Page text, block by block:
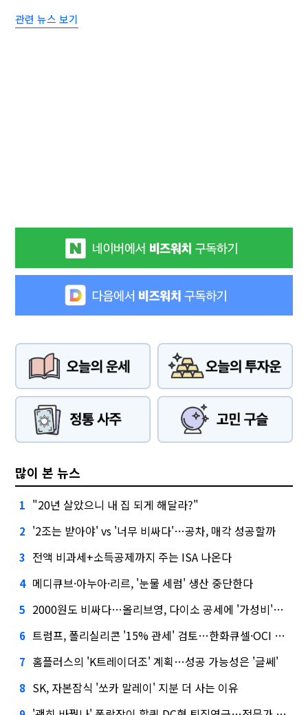
관련 뉴스 보기
많이 본 뉴스
1 "20년 살았으니 내 집 되게 해달라?"
2 '2조는 받아야' vs '너무 비싸다'…공차, 매각 성공할까
3 전액 비과세+소득공제까지 주는 ISA 나온다
4 메디큐브·아누아·리르, '눈물 세럼' 생산 중단한다
5 2000원도 비싸다…올리브영, 다이소 공세에 '가성비'로 맞불
6 트럼프, 폴리실리콘 '15% 관세' 검토…한화큐셀·OCI 영향은?
7 홈플러스의 'K트레이더조' 계획…성공 가능성은 '글쎄'
8 SK, 자본잠식 '쏘카 말레이' 지분 더 사는 이유